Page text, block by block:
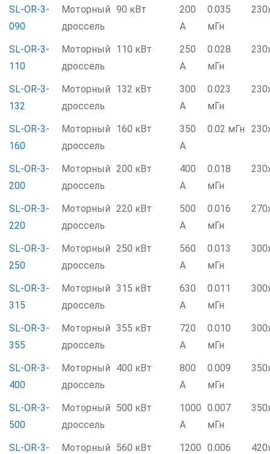
SL-OR-3-
090
Моторный
дроссель
90 кВт
200
А
0.035
мГн
SL-OR-3-
110
Моторный
дроссель
110 кВт
250
А
0.028
мГн
SL-OR-3-
132
Моторный
дроссель
132 кВт
300
А
0.023
мГн
SL-OR-3-
160
Моторный
дроссель
160 кВт
350
А
0.02 мГн
SL-OR-3-
200
Моторный
дроссель
200 кВт
400
А
0.018
мГн
SL-OR-3-
220
Моторный
дроссель
220 кВт
500
А
0.016
мГн
SL-OR-3-
250
Моторный
дроссель
250 кВт
560
А
0.013
мГн
SL-OR-3-
315
Моторный
дроссель
315 кВт
630
А
0.011
мГн
SL-OR-3-
355
Моторный
дроссель
355 кВт
720
А
0.010
мГн
SL-OR-3-
400
Моторный
дроссель
400 кВт
800
А
0.009
мГн
SL-OR-3-
500
Моторный
дроссель
500 кВт
1000
А
0.007
мГн
SL-OR-3-
Моторный
560 кВт
1200 0.006